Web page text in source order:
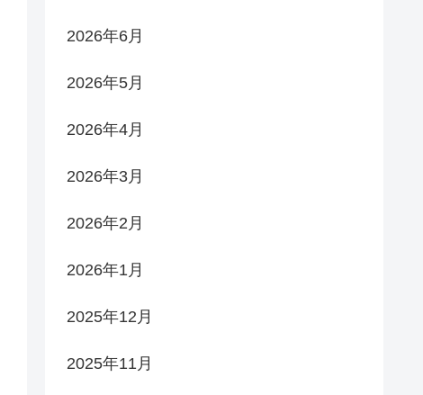
2026年6月
2026年5月
2026年4月
2026年3月
2026年2月
2026年1月
2025年12月
2025年11月